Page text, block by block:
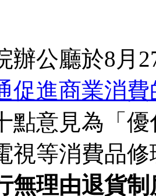
辦公廳於8月
促進商業消費
點意見為「
視等消費品
無理由退貨制